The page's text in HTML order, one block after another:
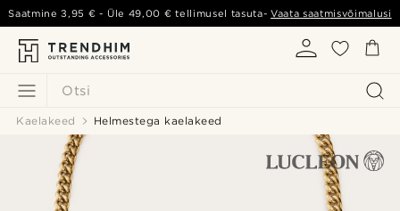
Otsi
Saatmine3,95 € - Üle 49,00 € tellimusel tasuta-Vaata saatmisvõimalusi
Kaelakeed Helmestega kaelakeed